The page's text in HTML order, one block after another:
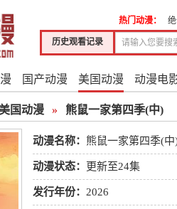
历史观看记录
热门动漫：
国产动漫 美国动漫 动漫电
美国动漫 » 熊鼠一家第四季(中)
动漫名称： 熊鼠一家第四季(中
动漫状态： 更新至24集
发行年份： 2026